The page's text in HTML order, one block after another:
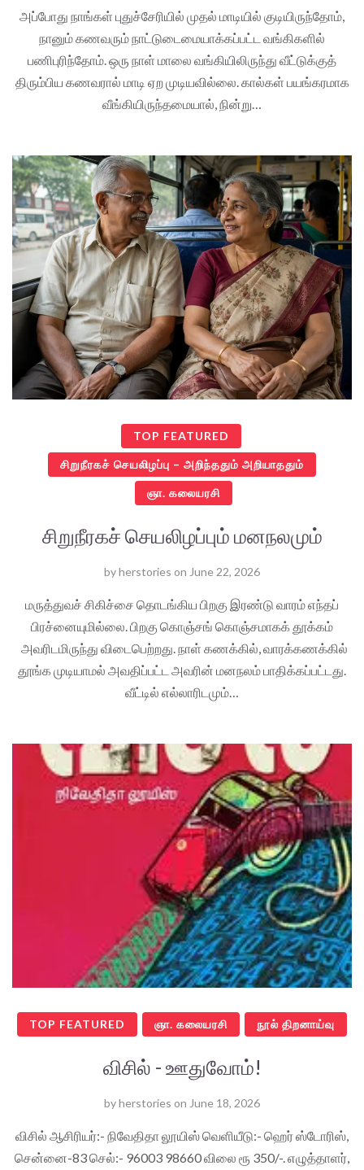
அப்போது நாங்கள் புதுச்சேரியில் முதல் மாடியில் குடியிருந்தோம்,
நானும் கணவரும் நாட்டுடைமையாக்கப்பட்ட வங்கிகளில்
பணிபுரிந்தோம். ஒரு நாள் மாலை வங்கியிலிருந்து வீட்டுக்குத்
திரும்பிய கணவரால் மாடி ஏற முடியவில்லை. கால்கள் பயங்கரமாக
வீங்கியிருந்தமையால், நின்று…
TOP FEATURED
சிறுநீரகச் செயலிழப்பு – அறிந்ததும் அறியாததும்
ஞா. கலையரசி
சிறுநீரகச் செயலிழப்பும் மனநலமும்
byherstories on June 22, 2026
மருத்துவச் சிகிச்சை தொடங்கிய பிறகு இரண்டு வாரம் எந்தப்
பிரச்னையுமில்லை. பிறகு கொஞ்சங் கொஞ்சமாகக் தூக்கம்
அவரிடமிருந்து விடைபெற்றது. நாள் கணக்கில், வாரக்கணக்கில்
தூங்க முடியாமல் அவதிப்பட்ட அவரின் மனநலம் பாதிக்கப்பட்டது.
வீட்டில் எல்லாரிடமும்…
TOP FEATURED ஞா. கலையரசி நூல் திறனாய்வு
விசில் - ஊதுவோம்!
byherstories on June 18, 2026
விசில் ஆசிரியர்:- நிவேதிதா லூயிஸ் வெளியீடு:- ஹெர் ஸ்டோரிஸ்,
சென்னை-83 செல்:- 96003 98660 விலை ரூ 350/-. எழுத்தாளர்,